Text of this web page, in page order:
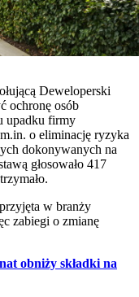
Deweloperski
ochronę osób
upadku firmy
o eliminację ryzyka
dokonywanych na
głosowało 417
w branży
zabiegi o zmianę
obniży składki na